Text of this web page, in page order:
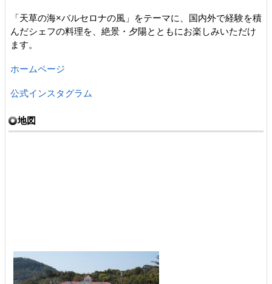
「天草の海×バルセロナの風」をテーマに、国内外で経験を積
んだシェフの料理を、絶景・夕陽とともにお楽しみいただけ
ます。
ホームページ
公式インスタグラム
地図